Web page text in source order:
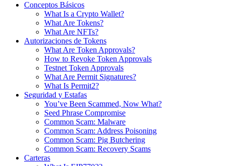
Conceptos Básicos
What Is a Crypto Wallet?
What Are Tokens?
What Are NFTs?
Autorizaciones de Tokens
What Are Token Approvals?
How to Revoke Token Approvals
Testnet Token Approvals
What Are Permit Signatures?
What Is Permit2?
Seguridad y Estafas
You’ve Been Scammed, Now What?
Seed Phrase Compromise
Common Scam: Malware
Common Scam: Address Poisoning
Common Scam: Pig Butchering
Common Scam: Recovery Scams
Carteras